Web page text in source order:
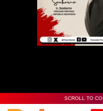
SCROLL TO